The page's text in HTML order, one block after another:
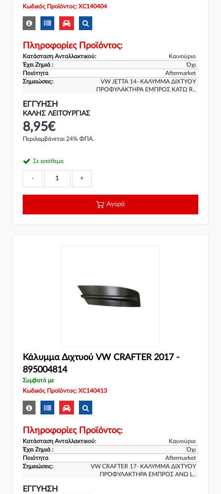
Κωδικός Προϊόντος: XC140404
Πληροφορίες Προϊόντος:
Κατάσταση Ανταλλακτικού:
Καινούριο
Έχει Ζημιά :
Όχι
Ποιότητα
Aftermarket
Σημειώσεις:
VW JETTA 14- ΚΑΛΥΜΜΑ ΔΙΧΤΥΟΥ
ΠΡΟΦΥΛΑΚΤΗΡΑ ΕΜΠΡΟΣ ΚΑΤΩ R..
ΕΓΓΎΗΣΗ
ΚΑΛΗΣ ΛΕΙΤΟΥΡΓΙΑΣ
8,95€
Περιλαμβάνεται 24% ΦΠΑ.
Σε απόθεμα
- +
Αγορά
Κάλυμμα Διχτυού VW CRAFTER 2017 -
895004814
Συμβατό με
Κωδικός Προϊόντος: XC140413
Πληροφορίες Προϊόντος:
Κατάσταση Ανταλλακτικού:
Καινούριο
Έχει Ζημιά :
Όχι
Ποιότητα
Aftermarket
Σημειώσεις:
VW CRAFTER 17- ΚΑΛΥΜΜΑ ΔΙΧΤΥΟΥ
ΠΡΟΦΥΛΑΚΤΗΡΑ ΕΜΠΡΟΣ ΑΝΩ L..
ΕΓΓΎΗΣΗ